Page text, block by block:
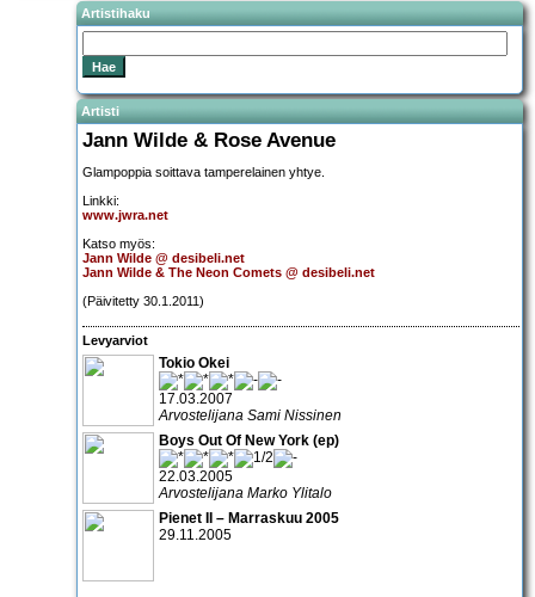
Artistihaku
Artisti
Jann Wilde & Rose Avenue
Glampoppia soittava tamperelainen yhtye.
Linkki:
www.jwra.net
Katso myös:
Jann Wilde @ desibeli.net
Jann Wilde & The Neon Comets @ desibeli.net
(Päivitetty 30.1.2011)
Levyarviot
Tokio Okei
17.03.2007
Arvostelijana Sami Nissinen
Boys Out Of New York (ep)
22.03.2005
Arvostelijana Marko Ylitalo
Pienet II – Marraskuu 2005
29.11.2005